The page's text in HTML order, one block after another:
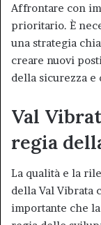
Affrontare con
prioritario. È
una strategia
creare nuovi
della sicurezza e
Val
regia
La qualità e la
della Val Vibrata
importante che